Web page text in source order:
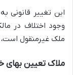
این تغییر قانونی
وجود اختلاف در
ملک غیرمنقول است،
ملاک تعیین بهای